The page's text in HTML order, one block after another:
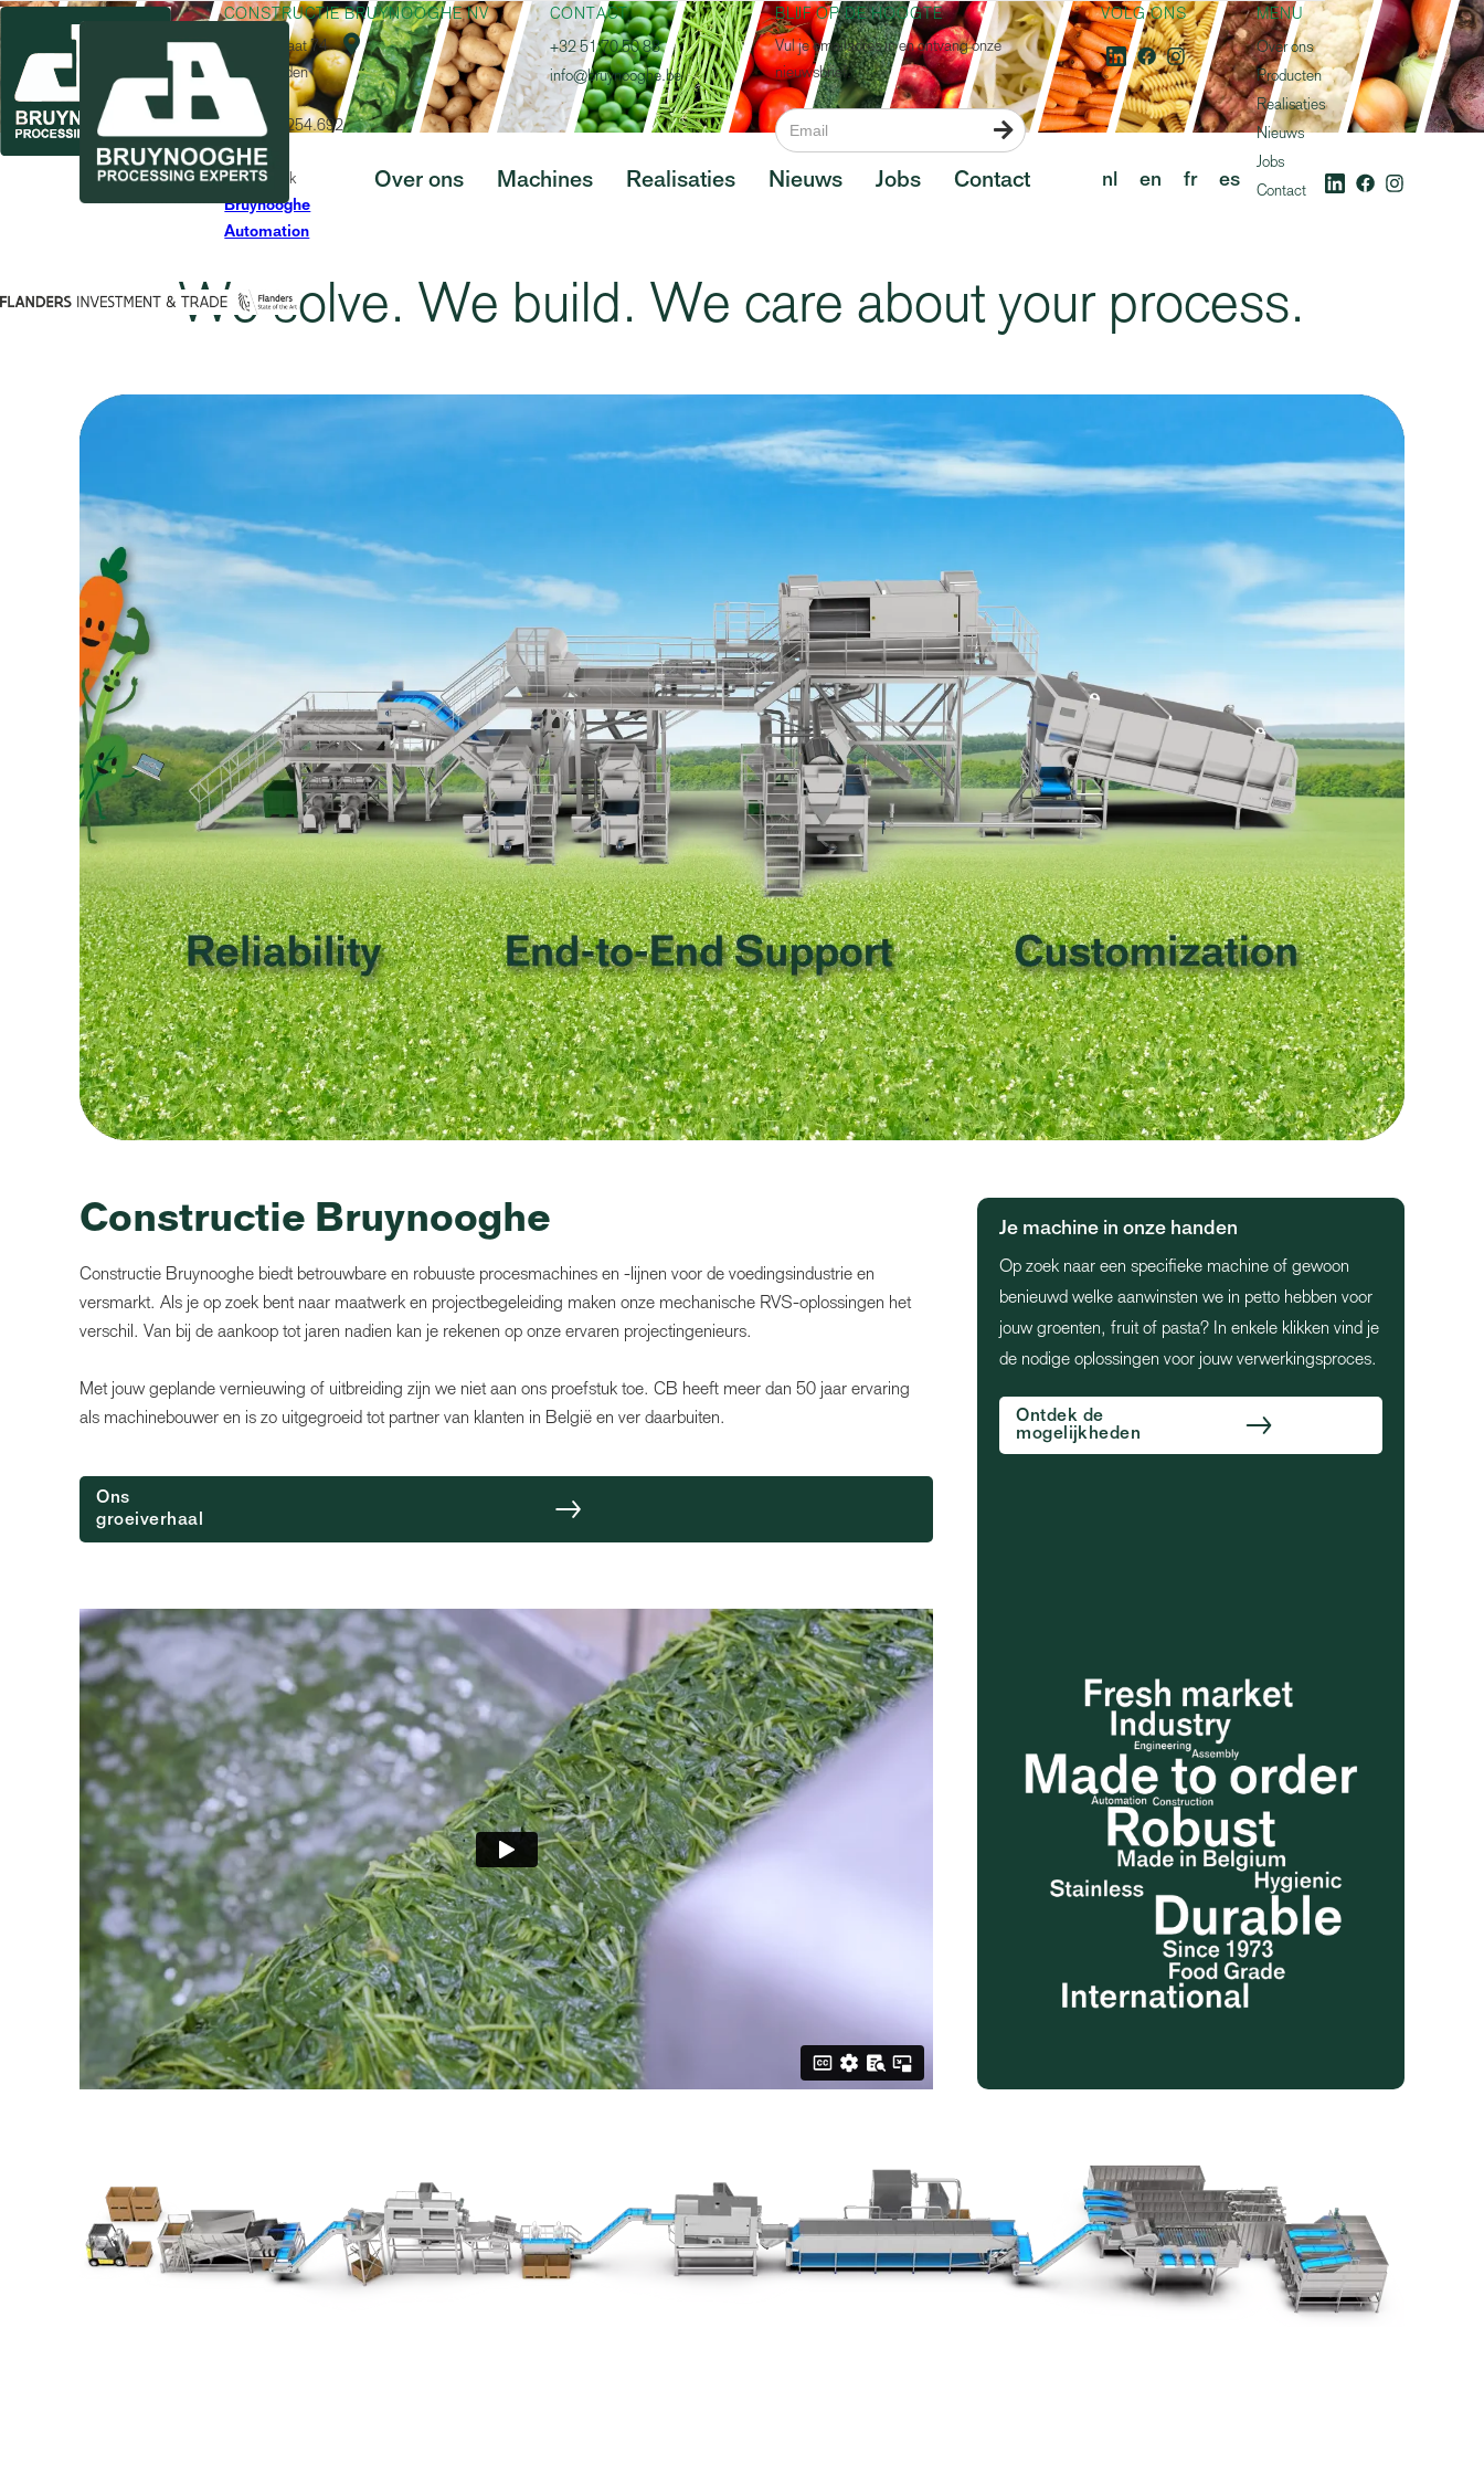
Over ons Machines Realisaties Nieuws Jobs Contact nl en fr es
We solve. We build. We care about your process.
Constructie Bruynooghe
Constructie Bruynooghe biedt betrouwbare en robuuste procesmachines en -lijnen voor de voedingsindustrie en
versmarkt. Als je op zoek bent naar maatwerk en projectbegeleiding maken onze mechanische RVS-oplossingen het
verschil. Van bij de aankoop tot jaren nadien kan je rekenen op onze ervaren projectingenieurs.
Met jouw geplande vernieuwing of uitbreiding zijn we niet aan ons proefstuk toe. CB heeft meer dan 50 jaar ervaring
als machinebouwer en is zo uitgegroeid tot partner van klanten in België en ver daarbuiten.
Ons
groeiverhaal
Je machine in onze handen
Op zoek naar een specifieke machine of gewoon
benieuwd welke aanwinsten we in petto hebben voor
jouw groenten, fruit of pasta? In enkele klikken vind je
de nodige oplossingen voor jouw verwerkingsproces.
Ontdek de
mogelijkheden
CONSTRUCTIE BRUYNOOGHE NV
Bruggestraat 74
8840 Staden
Belgium
BE 0429.254.692
Ontdek ook
Bruynooghe
Automation

CONTACT
+32 51 70 50 88
info@bruynooghe.be
BLIJF OP DE HOOGTE
Vul je emailadres in en ontvang onze
nieuwsbrief.

VOLG ONS
MENU
Over ons
Producten
Realisaties
Nieuws
Jobs
Contact